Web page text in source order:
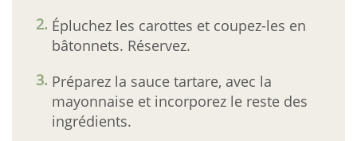
Épluchez les carottes et coupez-les en
bâtonnets. Réservez.
Préparez la sauce tartare, avec la
mayonnaise et incorporez le reste des
ingrédients.